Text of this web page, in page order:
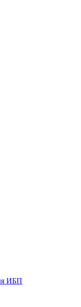
ИБП